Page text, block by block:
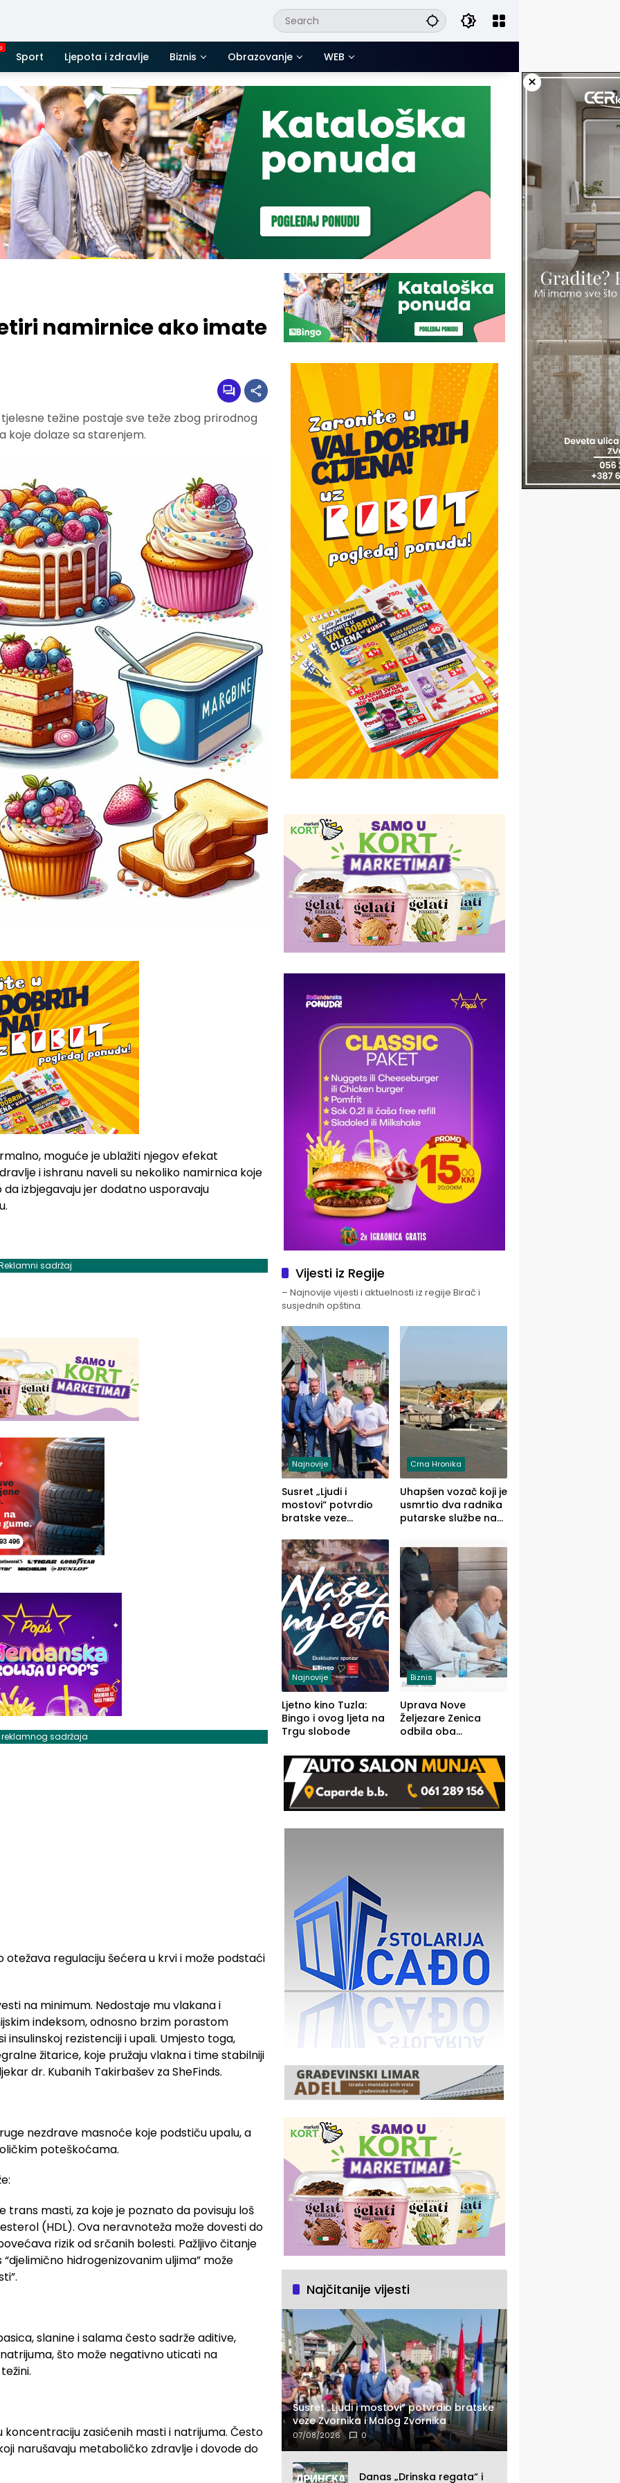
Sport Ljepota i zdravlje Biznis Obrazovanje WEB
×
namirnice ako imate
težine postaje sve teže zbog prirodnog
koje dolaze sa starenjem.
moguće je ublažiti njegov efekat
i ishranu naveli su nekoliko namirnica koje
izbjegavaju jer dodatno usporavaju
sadržaj
reklamnog sadržaja
otežava regulaciju šećera u krvi i može podstaći
na minimum. Nedostaje mu vlakana i
indeksom, odnosno brzim porastom
rezistenciji i upali. Umjesto toga,
žitarice, koje pružaju vlakna i time stabilniji
dr. Kubanih Takirbašev za SheFinds.
nezdrave masnoće koje podstiču upalu, a
poteškoćama.
trans masti, za koje je poznato da povisuju loš
(HDL). Ova neravnoteža može dovesti do
rizik od srčanih bolesti. Pažljivo čitanje
hidrogenizovanim uljima” može
slanine i salama često sadrže aditive,
što može negativno uticati na
koncentraciju zasićenih masti i natrijuma. Često
narušavaju metaboličko zdravlje i dovode do
Vijesti iz Regije
– Najnovije vijesti i aktuelnosti iz regije Birač i
susjednih opština.
Najnovije
Susret „Ljudi i
mostovi“ potvrdio
bratske veze
Zvornika
Crna Hronika
Uhapšen vozač koji je
usmrtio dva radnika
putarske službe na
prema Šapcu
(FOTO)
Najnovije
Ljetno kino Tuzla:
Bingo i ovog ljeta na
Trgu slobode
Biznis
Uprava Nove
Željezare Zenica
odbila oba
FBiH: Ustrajni da je
stečaj jedino rješenje
Najčitanije vijesti
Susret „Ljudi i mostovi“ potvrdio bratske
veze Zvornika i Malog Zvornika
07/08/2026 0
Danas „Drinska regata“ i